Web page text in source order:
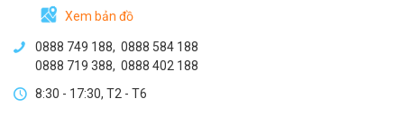
Xem bản đồ
0888 749 188, 0888 584 188
0888 719 388, 0888 402 188
8:30 - 17:30, T2 - T6